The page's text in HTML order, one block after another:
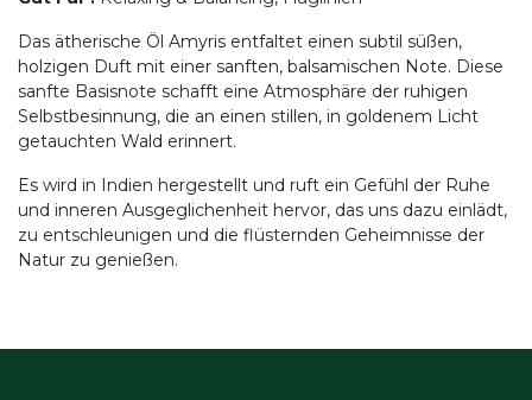
Das ätherische Öl Amyris entfaltet einen subtil süßen,
holzigen Duft mit einer sanften, balsamischen Note. Diese
sanfte Basisnote schafft eine Atmosphäre der ruhigen
Selbstbesinnung, die an einen stillen, in goldenem Licht
getauchten Wald erinnert.
Es wird in Indien hergestellt und ruft ein Gefühl der Ruhe
und inneren Ausgeglichenheit hervor, das uns dazu einlädt,
zu entschleunigen und die flüsternden Geheimnisse der
Natur zu genießen.